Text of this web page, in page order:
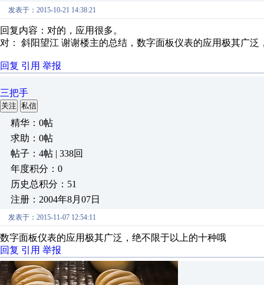
发表于：2015-10-21 14:38:21
回复内容：对的，应用很多。
对： 斜阳望江 谢谢楼主的总结，数字面板仪表的应用极其广泛
回复 引用 举报
三把手
关注 私信
精华：0帖
求助：0帖
帖子：4帖 | 338回
年度积分：0
历史总积分：51
注册：2004年8月07日
发表于：2015-11-07 12:54:11
数字面板仪表的应用极其广泛，绝不限于以上的十种哦
回复 引用 举报